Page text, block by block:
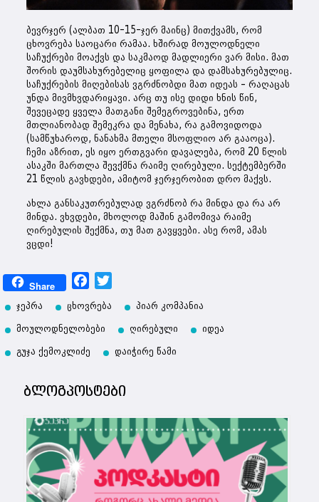
ბევრჯერ (ალბათ 10-15-ჯერ მაინც) მითქვამს, რომ
ცხოვრება საოცარი რამაა. ხშირად მოულოდნელი
საჩუქრები მოაქვს და საკმაოდ მადლიერი ვარ მისი. მათ
შორის დაუმსახურებელიც ყოფილა და დამსახურებულიც.
საჩუქრების მიღებისას ვგრძნობდი მათ იდეას – რაღაცას
უნდა მივმხვდარიყავი. არც თუ ისე დიდი ხნის წინ,
შევეცადე ყველა მათგანი შემეგროვებინა, ერთ
მთლიანობად შემეკრა და მენახა, რა გამოვიდოდა
(სამწუხაროდ, ნანახმა მთელი მსოფლიო არ გააოცა).
ჩემი აზრით, ეს იყო ერთგვარი დავალება, რომ 20 წლის
ასაკში მართლა შევქმნა რაიმე ღირებული. სექტემბერში
21 წლის გავხდები, ამიტომ ჯერჯერობით დრო მაქვს.
ახლა განსაკუთრებულად ვგრძნობ რა მინდა და რა არ
მინდა. ვხვდები, მხოლოდ მაშინ გამომივა რაიმე
ღირებულის შექმნა, თუ მათ გავყვები. ასე რომ, ამას
ვცდი!
Share Facebook
ჯეპრა ცხოვრება პიარ კომპანია
მოულოდნელობები ღირებული იდეა
გუჯა ქემოკლიძე დაიჭირე წამი
ბლოგპოსტები